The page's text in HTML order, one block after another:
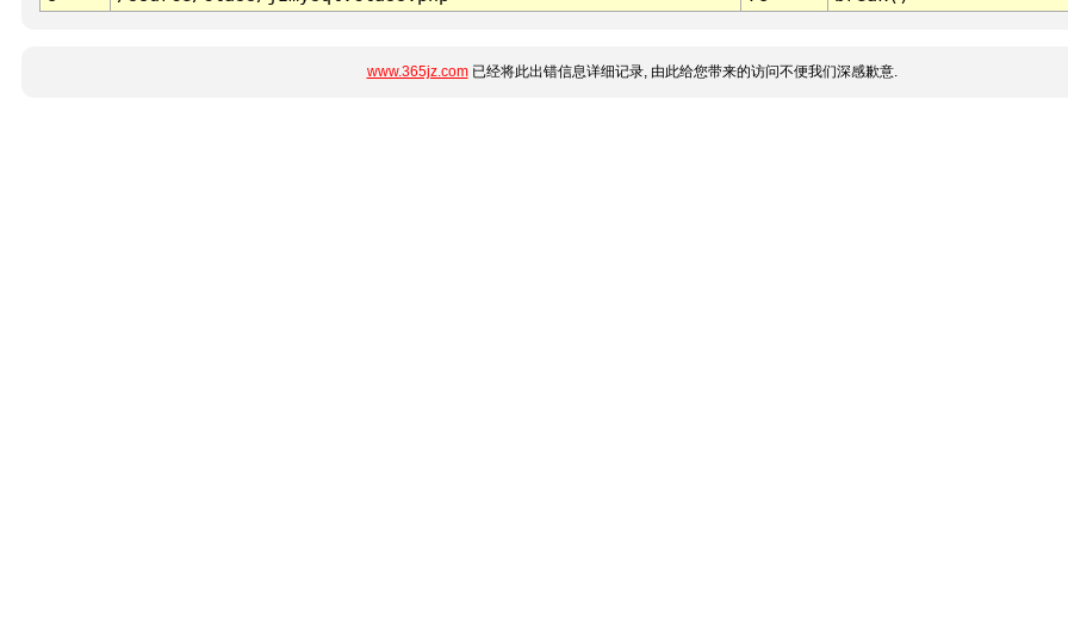
www.365jz.com已经将此出错信息详细记录, 由此给您带来的访问不便我们深感歉意.